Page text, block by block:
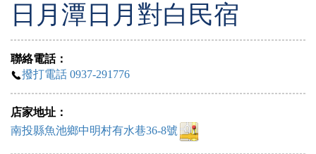
日月潭日月對白民宿
聯絡電話：
撥打電話 0937-291776
店家地址：
南投縣魚池鄉中明村有水巷36-8號